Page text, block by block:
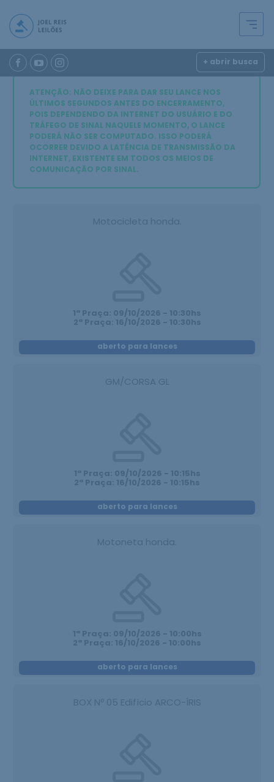
+ abrir busca
ATENÇÃO: NÃO DEIXE PARA DAR SEU LANCE NOS
ÚLTIMOS SEGUNDOS ANTES DO ENCERRAMENTO,
POIS DEPENDENDO DA INTERNET DO USUÁRIO E DO
TRÁFEGO DE SINAL NAQUELE MOMENTO, O LANCE
PODERÁ NÃO SER COMPUTADO. ISSO PODERÁ
OCORRER DEVIDO A LATÊNCIA DE TRANSMISSÃO DA
INTERNET, EXISTENTE EM TODOS OS MEIOS DE
COMUNICAÇÃO POR SINAL.
Motocicleta honda.
1ª Praça: 09/10/2026 - 10:30hs
2ª Praça: 16/10/2026 - 10:30hs
aberto para lances
GM/CORSA GL
1ª Praça: 09/10/2026 - 10:15hs
2ª Praça: 16/10/2026 - 10:15hs
aberto para lances
Motoneta honda.
1ª Praça: 09/10/2026 - 10:00hs
2ª Praça: 16/10/2026 - 10:00hs
aberto para lances
BOX Nº 05 Edifício ARCO-ÍRIS